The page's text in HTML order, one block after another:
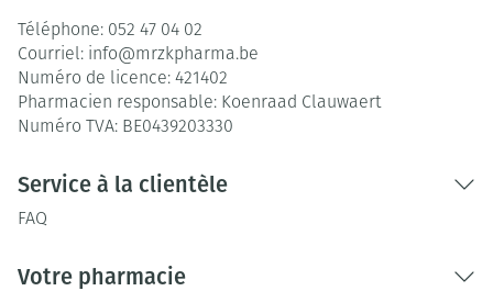
Téléphone: 052 47 04 02
Courriel: info@mrzkpharma.be
Numéro de licence: 421402
Pharmacien responsable: Koenraad Clauwaert
Numéro TVA: BE0439203330
Service à la clientèle
FAQ
Votre pharmacie